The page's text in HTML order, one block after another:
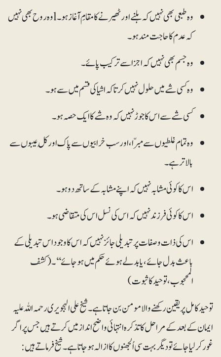
وہ طبعی بھی نہیں کہ ہلنے اور ٹھیرنے کا مقامِ آغاز ہو۔ lوہ روح بھی نہیں
کہ عدم کا حاجت مند ہو۔
وہ جسم بھی نہیں کہ اجزا سے ترکیب پائے۔
وہ کسی شے میں حلول نہیں کرتا کہ اشیا کی قسم میں سے ہو۔
کسی شے سے اس کا جوڑ نہیں کہ وہ شے کا ایک حصہ ہو۔
وہ تمام غلطیوں سے مبرّا ، اور سب خرابیوں سے پاک اور کُل عیبوں سے
بالاتر ہے۔
اس کا کوئی مشابہ نہیں کہ اپنے مشابہ کے ساتھ دو ہو۔
اس کا کوئی فرزند نہیں کہ اس کی نسل اس کی متقاضی ہو۔
اس کی ذات وصفات پر تبدیلی جائز نہیں کہ اس کا وجود اس تبدیلی کے
باعث بدل جائے، یا بدلے ہوئے حکم میں ہوجائے‘‘۔(کشف
المحجوب، توحید کا ثبوت)
توحید کامل پر یقین رکھنے والا مومن بن جاتا ہے۔ شیخ علی الہجویری رحمہ اللہ علیہ
ایمان کے بعد کے مراحل کا تذکرہ انتہائی واضح انداز میں کرتے ہیں جس پر اگر
غور کر لیا جائے تو دیگر بہت سی اُلجھنوں کا ازالہ ہو جاتا ہے۔ شیخ فرماتے ہیں: